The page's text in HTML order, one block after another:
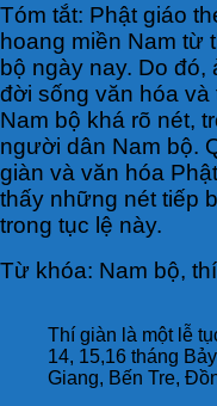
Tóm tắt: Phật giáo
hoang miền Nam từ
bộ ngày nay. Do
đời sống văn hóa
Nam bộ khá rõ nét,
người dân Nam bộ.
giàn và văn hóa
thấy những nét tiếp
trong tục lệ này.
Từ khóa: Nam bộ,
Thí giàn là một lễ
14, 15,16 tháng
Giang, Bến Tre,